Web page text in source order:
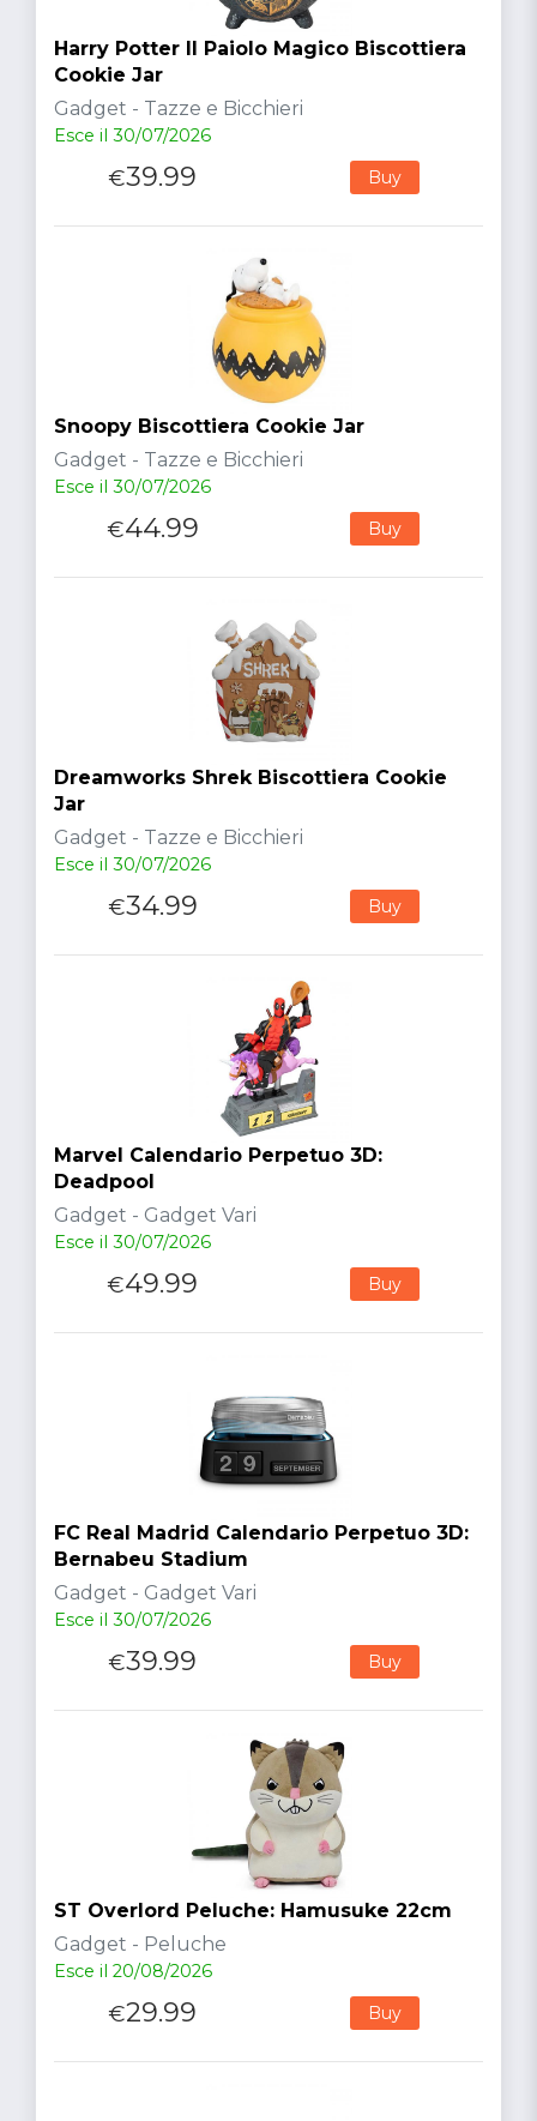
Harry Potter Il Paiolo Magico Biscottiera
Cookie Jar
Gadget - Tazze e Bicchieri
Esce il 30/07/2026
€39.99 Buy
Snoopy Biscottiera Cookie Jar
Gadget - Tazze e Bicchieri
Esce il 30/07/2026
€44.99 Buy
Dreamworks Shrek Biscottiera Cookie
Jar
Gadget - Tazze e Bicchieri
Esce il 30/07/2026
€34.99 Buy
Marvel Calendario Perpetuo 3D:
Deadpool
Gadget - Gadget Vari
Esce il 30/07/2026
€49.99 Buy
FC Real Madrid Calendario Perpetuo 3D:
Bernabeu Stadium
Gadget - Gadget Vari
Esce il 30/07/2026
€39.99 Buy
ST Overlord Peluche: Hamusuke 22cm
Gadget - Peluche
Esce il 20/08/2026
€29.99 Buy